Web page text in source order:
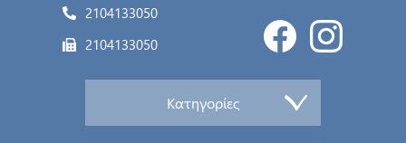
2104133050
2104133050
Κατηγορίες